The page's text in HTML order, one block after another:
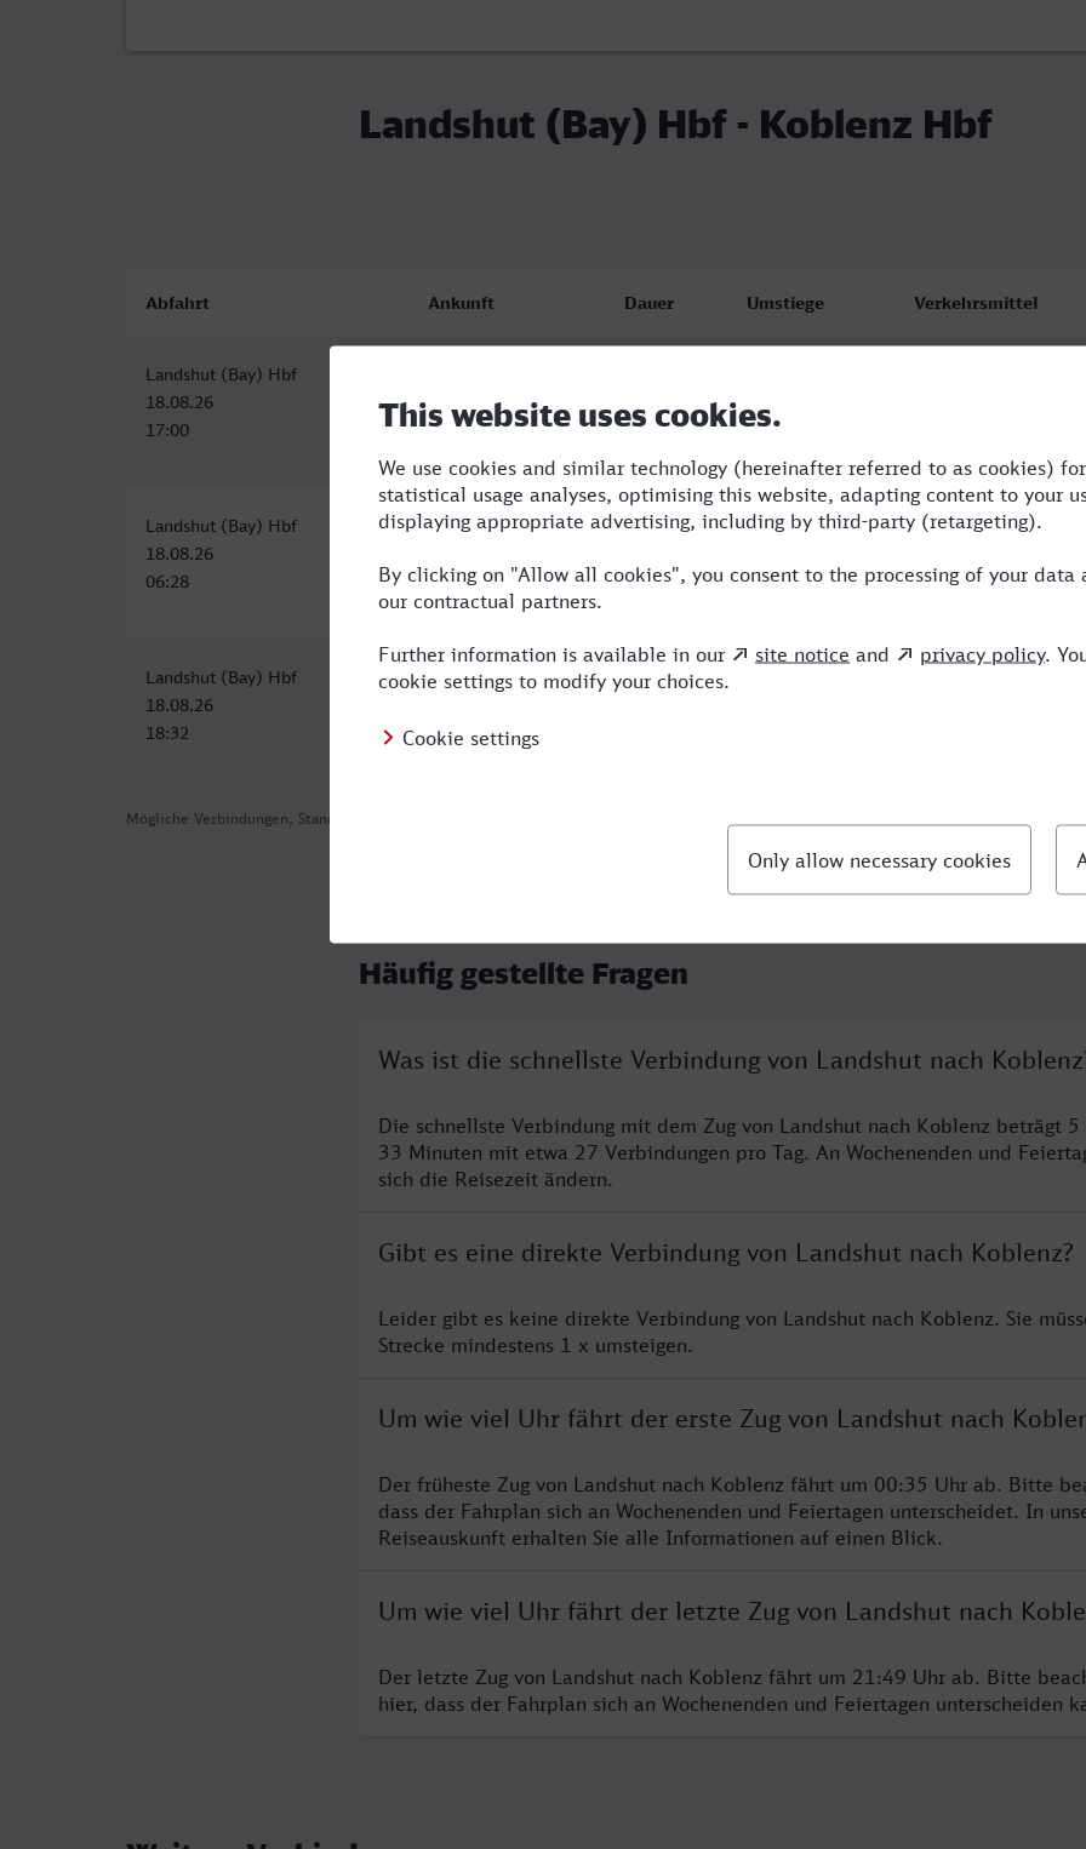
Landshut (Bay) Hbf - Koblenz Hbf
Mögliche Verbindungen, Stand: 2026-08-04 02:51
Abfahrt Ankunft Dauer Umstiege Verkehrsmittel
Landshut (Bay) Hbf
18.08.26
17:00
18.08.26
22:33
Landshut (Bay) Hbf
18.08.26
06:28
Koblenz Hbf
12:54
6:26 2 RE,ICE,ALX
Landshut (Bay) Hbf
18.08.26
18:32
Koblenz Hbf
00:55
6:23
Häufig gestellte Fragen
Was ist die schnellste Verbindung von Landshut nach
Die schnellste Verbindung mit dem Zug von Landshut nach Koblenz beträgt 5
33 Minuten mit etwa 27 Verbindungen pro Tag. An Wochenenden und
sich die Reisezeit ändern.
Gibt es eine direkte Verbindung von Landshut nach Koblenz?
Leider gibt es keine direkte Verbindung von Landshut nach Koblenz. Sie
Strecke mindestens 1 x umsteigen.
Um wie viel Uhr fährt der erste Zug von Landshut nach
Der früheste Zug von Landshut nach Koblenz fährt um 00:35 Uhr ab. Bitte
dass der Fahrplan sich an Wochenenden und Feiertagen unterscheidet. In
Reiseauskunft erhalten Sie alle Informationen auf einen Blick.
Um wie viel Uhr fährt der letzte Zug von Landshut nach
Der letzte Zug von Landshut nach Koblenz fährt um 21:49 Uhr ab. Bitte
hier, dass der Fahrplan sich an Wochenenden und Feiertagen unterscheiden